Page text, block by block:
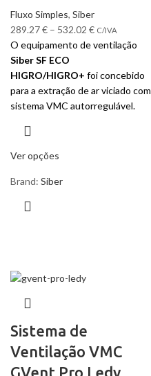
Fluxo Simples, Siber
289.27€ – 532.02 € C/IVA
O equipamento de ventilação
Siber SF ECO
HIGRO/HIGRO+ foi concebido
para a extração de ar viciado com
sistema VMC autorregulável.
Ver opções
Brand: Siber
Sistema de
Ventilação VMC
GVent Pro Ledy